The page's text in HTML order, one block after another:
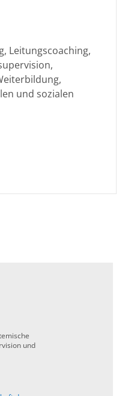
Leitungscoaching,
und sozialen
und